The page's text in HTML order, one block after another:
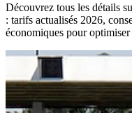
Découvrez tous les détails
: tarifs actualisés 2026,
économiques pour